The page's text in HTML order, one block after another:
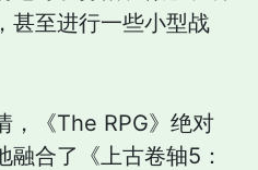
甚至进行一些小型战
，《The RPG》绝对
合了《上古卷轴5：